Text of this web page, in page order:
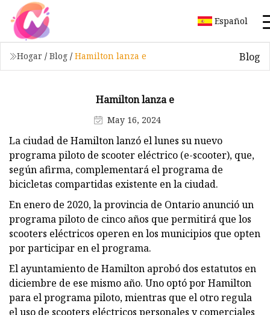
Español
Hogar / Blog / Hamilton lanza e Blog
Hamilton lanza e
May 16, 2024
La ciudad de Hamilton lanzó el lunes su nuevo
programa piloto de scooter eléctrico (e-scooter), que,
según afirma, complementará el programa de
bicicletas compartidas existente en la ciudad.
En enero de 2020, la provincia de Ontario anunció un
programa piloto de cinco años que permitirá que los
scooters eléctricos operen en los municipios que opten
por participar en el programa.
El ayuntamiento de Hamilton aprobó dos estatutos en
diciembre de ese mismo año. Uno optó por Hamilton
para el programa piloto, mientras que el otro regula
el uso de scooters eléctricos personales y comerciales